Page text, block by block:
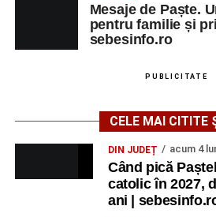
Mesaje de Paște.
pentru familie și
sebesinfo.ro
PUBLICITATE
CELE MAI CITITE
DIN JUDEȚ acum 4
Când pică
catolic în 2027,
ani |